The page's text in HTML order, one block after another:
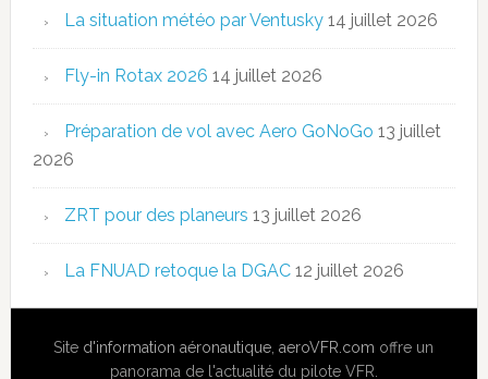
La situation météo par Ventusky 14 juillet 2026
Fly-in Rotax 2026 14 juillet 2026
Préparation de vol avec Aero GoNoGo 13 juillet
2026
ZRT pour des planeurs 13 juillet 2026
La FNUAD retoque la DGAC 12 juillet 2026
Site d'information aéronautique ,aeroVFR.com offre un
panorama de l'actualité du pilote VFR.